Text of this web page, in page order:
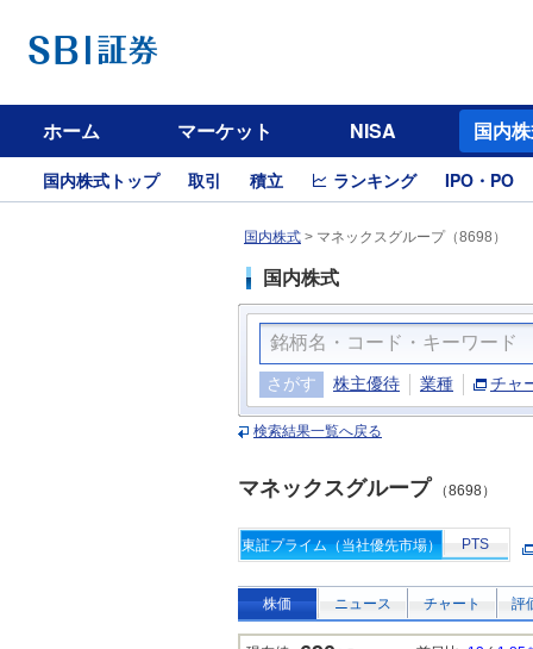
ホーム マーケット NISA 国内
国内株式トップ 取引 積立 ランキング IPO・PO
国内株式 > マネックスグループ（8698）
国内株式
さがす 株主優待 業種 チャ
検索結果一覧へ戻る
マネックスグループ （8698）
東証プライム（当社優先市場） PTS
株価 ニュース チャート 評